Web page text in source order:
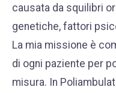
causata da squilibri
genetiche, fattori
La mia missione è
di ogni paziente per
misura. In